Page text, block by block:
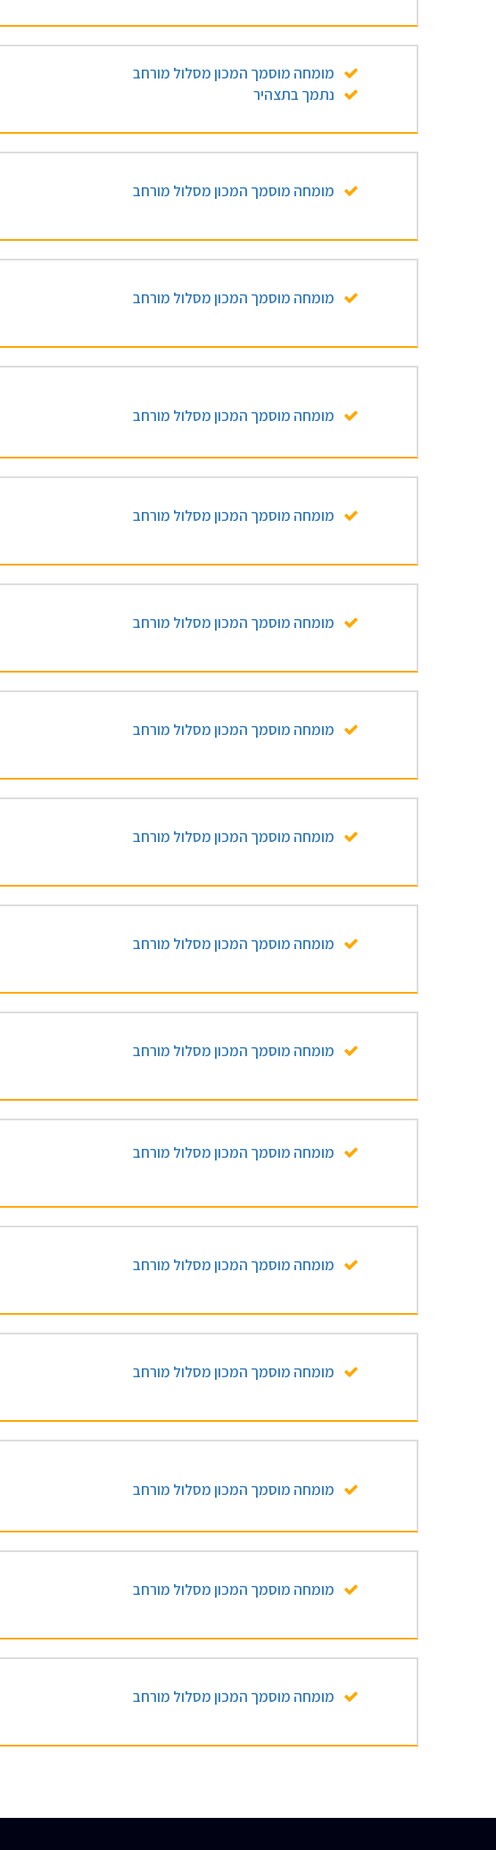
מומחה מוסמך המכון מסלול מורחב
נתמך בתצהיר
מומחה מוסמך המכון מסלול מורחב
מומחה מוסמך המכון מסלול מורחב
מומחה מוסמך המכון מסלול מורחב
מומחה מוסמך המכון מסלול מורחב
מומחה מוסמך המכון מסלול מורחב
מומחה מוסמך המכון מסלול מורחב
מומחה מוסמך המכון מסלול מורחב
מומחה מוסמך המכון מסלול מורחב
מומחה מוסמך המכון מסלול מורחב
מומחה מוסמך המכון מסלול מורחב
מומחה מוסמך המכון מסלול מורחב
מומחה מוסמך המכון מסלול מורחב
מומחה מוסמך המכון מסלול מורחב
מומחה מוסמך המכון מסלול מורחב
מומחה מוסמך המכון מסלול מורחב